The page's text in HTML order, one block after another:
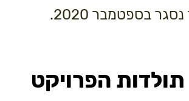
בספטמבר 2020.
הפרויקט